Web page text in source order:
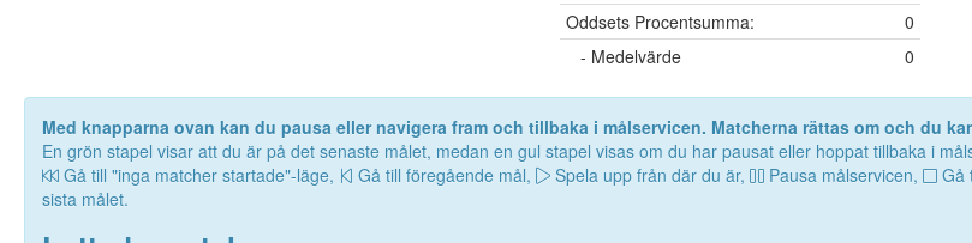
Oddsets Procentsumma:
0
- Medelvärde
0
Med knapparna ovan kan du pausa eller navigera fram och tillbaka i målservicen. Matcherna rättas om och du
En grön stapel visar att du är på det senaste målet, medan en gul stapel visas om du har pausat eller hoppat tillbaka i
Gå till "inga matcher startade"-läge,
Gå till föregående mål, Spela upp från där du är, Pausa målservicen, Gå
sista målet.